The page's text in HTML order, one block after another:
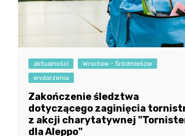
aktualności
Wrocław - Śródmieście
wydarzenia
Zakończenie śledztwa
dotyczącego zaginięcia
z akcji charytatywnej
dla Aleppo"